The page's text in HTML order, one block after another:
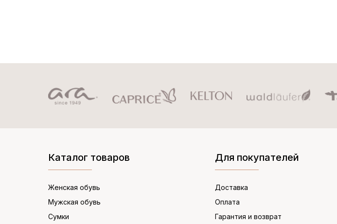
Каталог товаров
Женская обувь
Мужская обувь
Сумки
Для покупателей
Доставка
Оплата
Гарантия и возврат